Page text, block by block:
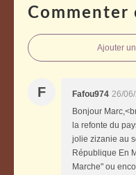
Ajouter
F Fafou974 26/
Bonjour
la refonte du
jolie zizanie au
République En
Marche" ou